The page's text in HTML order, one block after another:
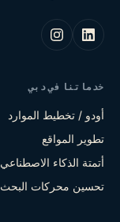
خدماتنا في دبي
أودو / تخطيط الموارد
تطوير المواقع
أتمتة الذكاء الاصطناعي
تحسين محركات البحث